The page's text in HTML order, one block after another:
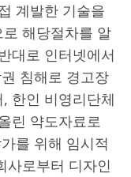
계발한 기술을
해당절차를 알
대로 인터넷에서
침해로 경고장
한인 비영리단체
린 약도자료로
를 위해 임시적
사로부터 디자인